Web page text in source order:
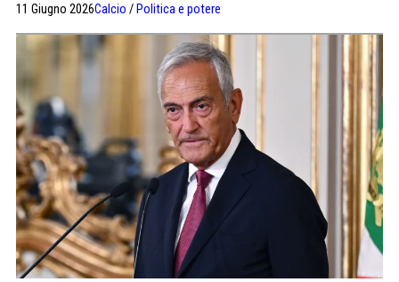
capacità arbitrali".
11 Giugno 2026Calcio / Politica e potere